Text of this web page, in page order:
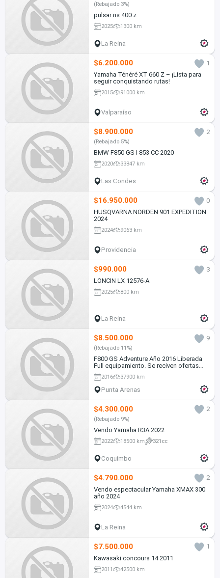
(Rebajado 3%)
pulsar ns 400 z
2025 1300 km
La Reina
$6.200.000
1
Yamaha Ténéré XT 660 Z – ¡Lista para
seguir conquistando rutas!
2015 91000 km
Valparaíso
$8.900.000 2
(Rebajado 5%)
BMW F850 GS I 853 CC 2020
2020 33847 km
Las Condes
$16.950.000
0
HUSQVARNA NORDEN 901 EXPEDITION
2024
2024 9063 km
Providencia
$990.000
3
LONCIN LX 12576-A
2025 800 km
La Reina
$8.500.000 9
(Rebajado 11%)
F800 GS Adventure Año 2016 Liberada
Full equipamiento. Se reciven ofertas
serias. Solo contesto WhatsApp
2016 37900 km
Punta Arenas
$4.300.000 2
(Rebajado 9%)
Vendo Yamaha R3A 2022
2022 18500 km 321cc
Coquimbo
$4.790.000
2
Vendo espectacular Yamaha XMAX 300
año 2024
2024 4544 km
La Reina
$7.500.000
1
Kawasaki concours 14 2011
2011 42500 km